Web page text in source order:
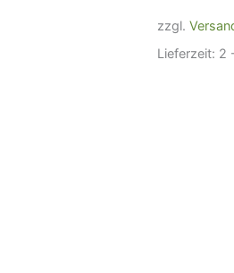
cm
zzgl.
Lieferzeit: 2